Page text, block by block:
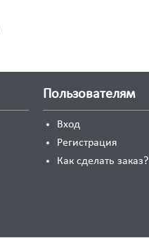
Пользователям
Вход
Регистрация
Как сделать заказ?